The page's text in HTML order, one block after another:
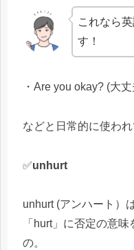
これなら
す！
・Are you okay? (大
などと日常的に使われ
✅unhurt
unhurt (アンハート）
「hurt」に否定の意
の。